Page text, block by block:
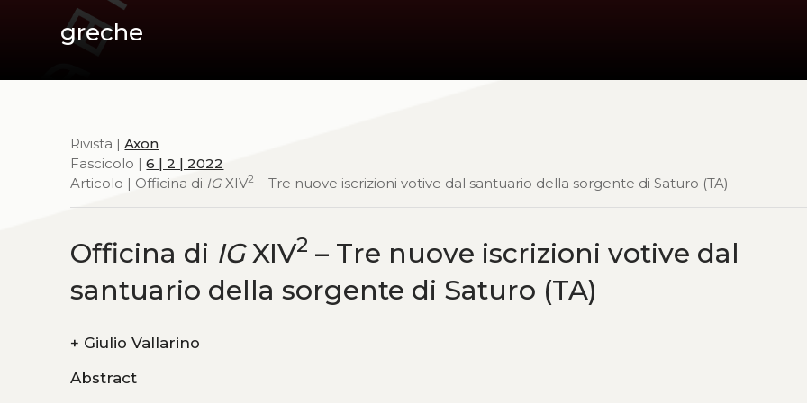
greche
Rivista |Axon
Fascicolo |6 | 2 | 2022
Articolo | Officina di IGXIV2 – Tre nuove iscrizioni votive dal santuario della sorgente di Saturo (TA)
Officina di IGXIV2 – Tre nuove iscrizioni votive dal
santuario della sorgente di Saturo (TA)
+ Giulio Vallarino
Abstract